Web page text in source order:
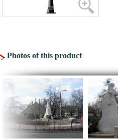
Photos of this product